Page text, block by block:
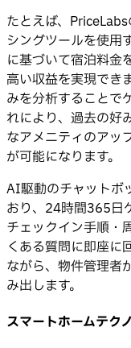
たとえば、
シングツールを使用
に基づいて宿泊料金
高い収益を実現でき
みを分析することで
れにより、過去の好
なアメニティのアッ
が可能になります。
AI駆動のチャットボ
おり、24時間365日
チェックイン手順・
くある質問に即座に
ながら、物件管理者
み出します。
スマートホームテク